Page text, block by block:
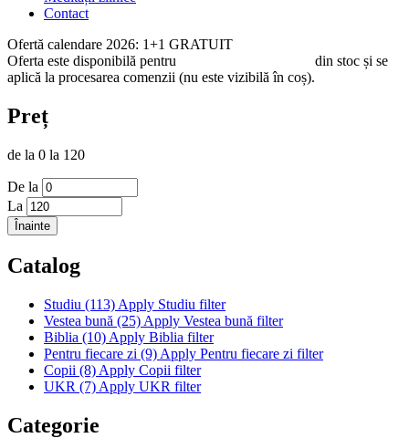
Contact
Ofertă calendare 2026: 1+1 GRATUIT
Oferta este disponibilă pentru
din stoc și se
aplică la procesarea comenzii (nu este vizibilă în coș).
Preț
de la 0 la 120
De la
La
Catalog
Studiu (113) Apply Studiu filter
Vestea bună (25) Apply Vestea bună filter
Biblia (10) Apply Biblia filter
Pentru fiecare zi (9) Apply Pentru fiecare zi filter
Copii (8) Apply Copii filter
UKR (7) Apply UKR filter
Categorie